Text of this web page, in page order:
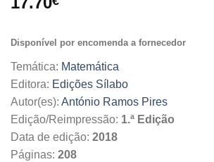
Disponível por encomenda a fornecedor
Temática: Matemática
Editora: Edições Sílabo
Autor(es): António Ramos Pires
Edição/Reimpressão: 1.ª Edição
Data de edição: 2018
Páginas: 208